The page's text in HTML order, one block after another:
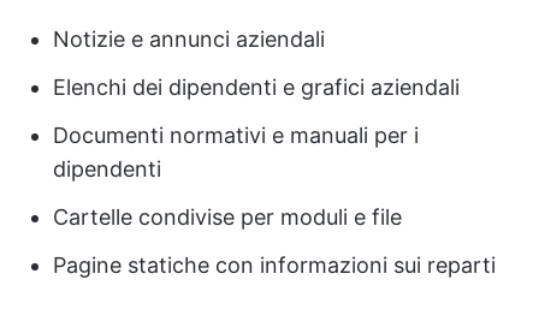
Notizie e annunci aziendali
Elenchi dei dipendenti e grafici aziendali
Documenti normativi e manuali per i
dipendenti
Cartelle condivise per moduli e file
Pagine statiche con informazioni sui reparti